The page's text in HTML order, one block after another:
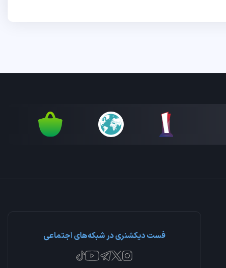
فست دیکشنری در شبکه‌های اجتماعی